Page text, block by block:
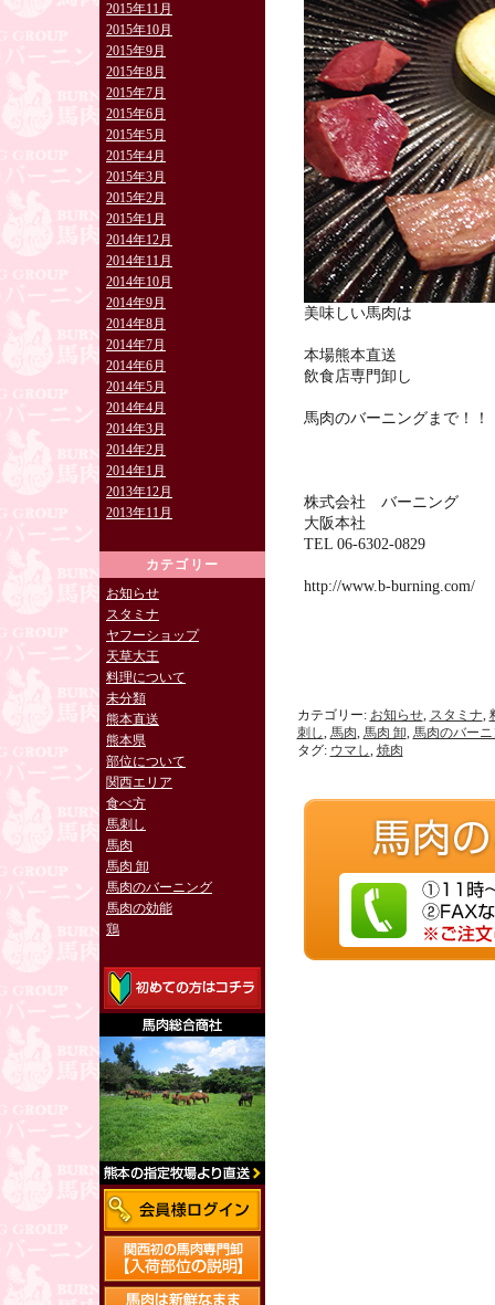
2015年11月
2015年10月
2015年9月
2015年8月
2015年7月
2015年6月
2015年5月
2015年4月
2015年3月
2015年2月
2015年1月
2014年12月
2014年11月
2014年10月
2014年9月
2014年8月
2014年7月
2014年6月
2014年5月
2014年4月
2014年3月
2014年2月
2014年1月
2013年12月
2013年11月
カテゴリー
お知らせ
スタミナ
ヤフーショップ
天草大王
料理について
未分類
熊本直送
熊本県
部位について
関西エリア
食べ方
馬刺し
馬肉
馬肉 卸
馬肉のバーニング
馬肉の効能
鶏
美味しい馬肉は
本場熊本直送
飲食店専門卸し
馬肉のバーニングまで！！
株式会社 バーニング
大阪本社
TEL 06-6302-0829
http://www.b-burning.com/
カテゴリー: お知らせ, スタミナ,
刺し, 馬肉, 馬肉 卸, 馬肉のバー
タグ: ウマし, 焼肉